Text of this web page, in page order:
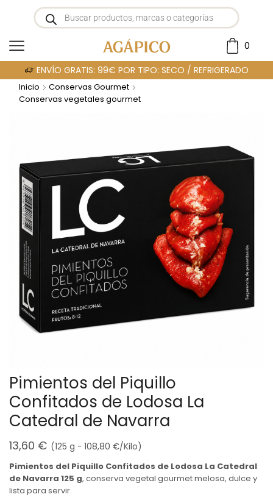
0
ENVÍO GRATIS: 99€ POR TIPO: SECO / REFRIGERADO
Inicio
Conservas Gourmet
Conservas vegetales gourmet
Pimientos del Piquillo
Confitados de Lodosa La
Catedral de Navarra
13,60 € (125 g - 108,80 €/Kilo)
Pimientos del Piquillo Confitados de Lodosa La Catedral
de Navarra 125 g, conserva vegetal gourmet melosa, dulce y
lista para servir.